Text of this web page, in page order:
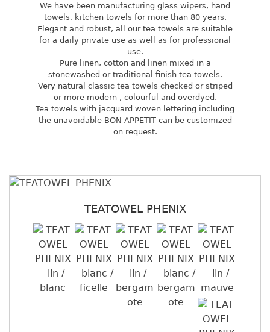
We have been manufacturing glass wipers, hand
towels, kitchen towels for more than 80 years.
Elegant and robust, all our tea towels are suitable
for a daily private use as well as for professional
use.
Pure linen, cotton and linen mixed in a
stonewashed or traditional finish tea towels.
Very natural classic tea towels checked or striped
or more modern , colourful and overdyed.
Tea towels with jacquard woven lettering including
the unavoidable BON APPETIT can be customized
on request.
TEATOWEL PHENIX